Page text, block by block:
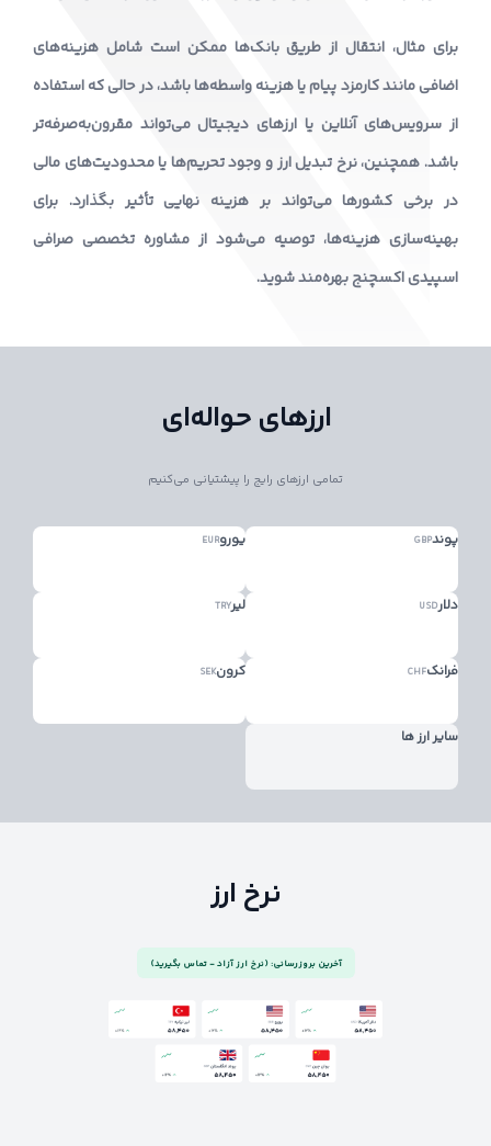
برای مثال، انتقال از طریق بانک‌ها ممکن است شامل هزینه‌های
اضافی مانند کارمزد پیام یا هزینه واسطه‌ها باشد، در حالی که استفاده
از سرویس‌های آنلاین یا ارزهای دیجیتال می‌تواند مقرون‌به‌صرفه‌تر
باشد. همچنین، نرخ تبدیل ارز و وجود تحریم‌ها یا محدودیت‌های مالی
در برخی کشورها می‌تواند بر هزینه نهایی تأثیر بگذارد. برای
بهینه‌سازی هزینه‌ها، توصیه می‌شود از مشاوره تخصصی صرافی
اسپیدی اکسچنج بهره‌مند شوید.
ارزهای حواله‌ای
تمامی ارزهای رایج را پیشتیانی می‌کنیم
پوندGBP یوروEUR
دلارUSD لیرTRY
فرانکCHF کرونSEK
سایر ارز ها
نرخ ارز
آخرین بروزرسانی: (نرخ ارز آزاد - تماس بگیرید)